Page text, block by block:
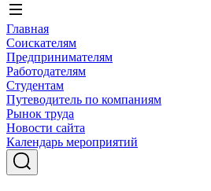
Главная
Соискателям
Предпринимателям
Работодателям
Студентам
Путеводитель по компаниям
Рынок труда
Новости сайта
Календарь мероприятий